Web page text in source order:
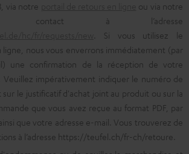
via notre
ou via notre
contact à l’adresse
. Si vous utilisez le
nous vous enverrons immédiatement (par
une confirmation de la réception de votre
impérativement indiquer le numéro de
le justificatif d'achat joint au produit ou sur la
que vous avez reçue au format PDF, par
que votre adresse e-mail. Vous trouverez de
à l’adresse https://teufel.ch/fr-ch/retoure.